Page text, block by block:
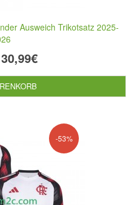
Ausweich Trikotsatz 2025-
30,99€
-53%